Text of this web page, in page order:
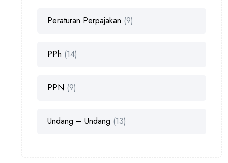
Peraturan Perpajakan (9)
PPh (14)
PPN (9)
Undang – Undang (13)